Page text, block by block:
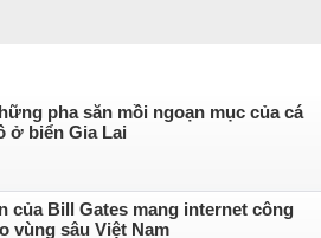
pha săn mồi ngoạn mục của cá
ở biển Gia Lai
của Bill Gates mang internet công
vùng sâu Việt Nam